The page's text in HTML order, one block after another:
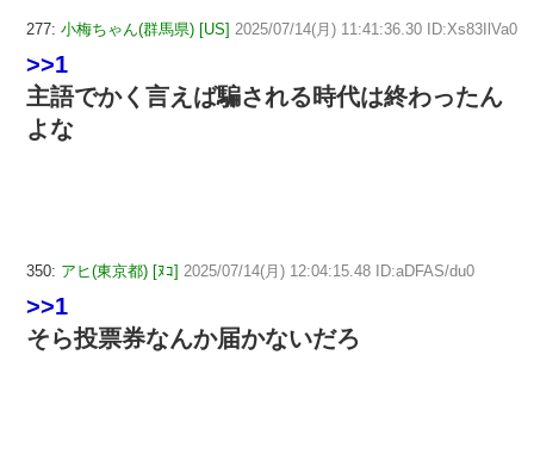
277: 小梅ちゃん(群馬県) [US] 2025/07/14(月) 11:41:36.30 ID:Xs83IlVa0
>>1
主語でかく言えば騙される時代は終わったん
よな
350: アヒ(東京都) [ﾇｺ] 2025/07/14(月) 12:04:15.48 ID:aDFAS/du0
>>1
そら投票券なんか届かないだろ